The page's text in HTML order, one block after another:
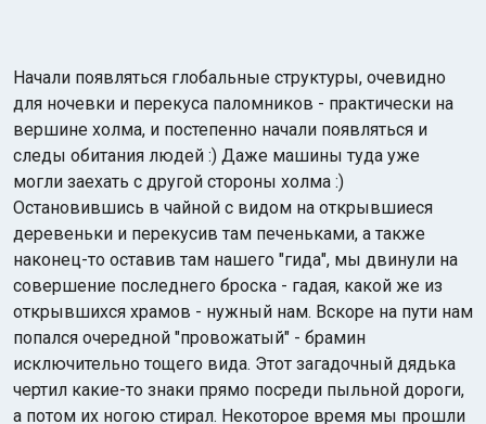
Начали появляться глобальные структуры, очевидно
для ночевки и перекуса паломников - практически на
вершине холма, и постепенно начали появляться и
следы обитания людей :) Даже машины туда уже
могли заехать с другой стороны холма :)
Остановившись в чайной с видом на открывшиеся
деревеньки и перекусив там печеньками, а также
наконец-то оставив там нашего "гида", мы двинули на
совершение последнего броска - гадая, какой же из
открывшихся храмов - нужный нам. Вскоре на пути нам
попался очередной "провожатый" - брамин
исключительно тощего вида. Этот загадочный дядька
чертил какие-то знаки прямо посреди пыльной дороги,
а потом их ногою стирал. Некоторое время мы прошли